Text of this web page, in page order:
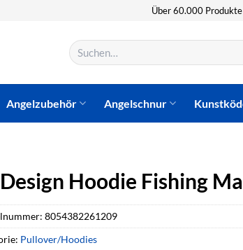
Über 60.000 Produkte
Suchen
nach:
Angelzubehör Angelschnur
Hoodie Fishing
8054382261209
Pullover/Hoodies